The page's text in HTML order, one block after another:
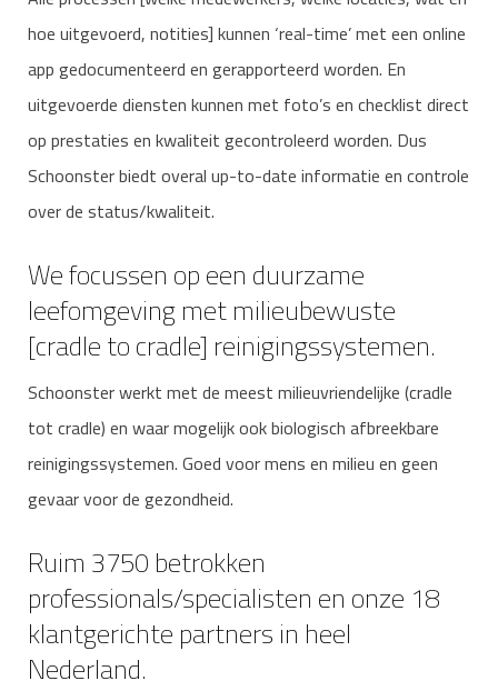
hoe uitgevoerd, notities] kunnen ‘real-time’ met een online
app gedocumenteerd en gerapporteerd worden. En
uitgevoerde diensten kunnen met foto’s en checklist direct
op prestaties en kwaliteit gecontroleerd worden. Dus
Schoonster biedt overal up-to-date informatie en controle
over de status/kwaliteit.
We focussen op een duurzame
leefomgeving met milieubewuste
[cradle to cradle] reinigingssystemen.
Schoonster werkt met de meest milieuvriendelijke (cradle
tot cradle) en waar mogelijk ook biologisch afbreekbare
reinigingssystemen. Goed voor mens en milieu en geen
gevaar voor de gezondheid.
Ruim 3750 betrokken
professionals/specialisten en onze 18
klantgerichte partners in heel
Nederland.